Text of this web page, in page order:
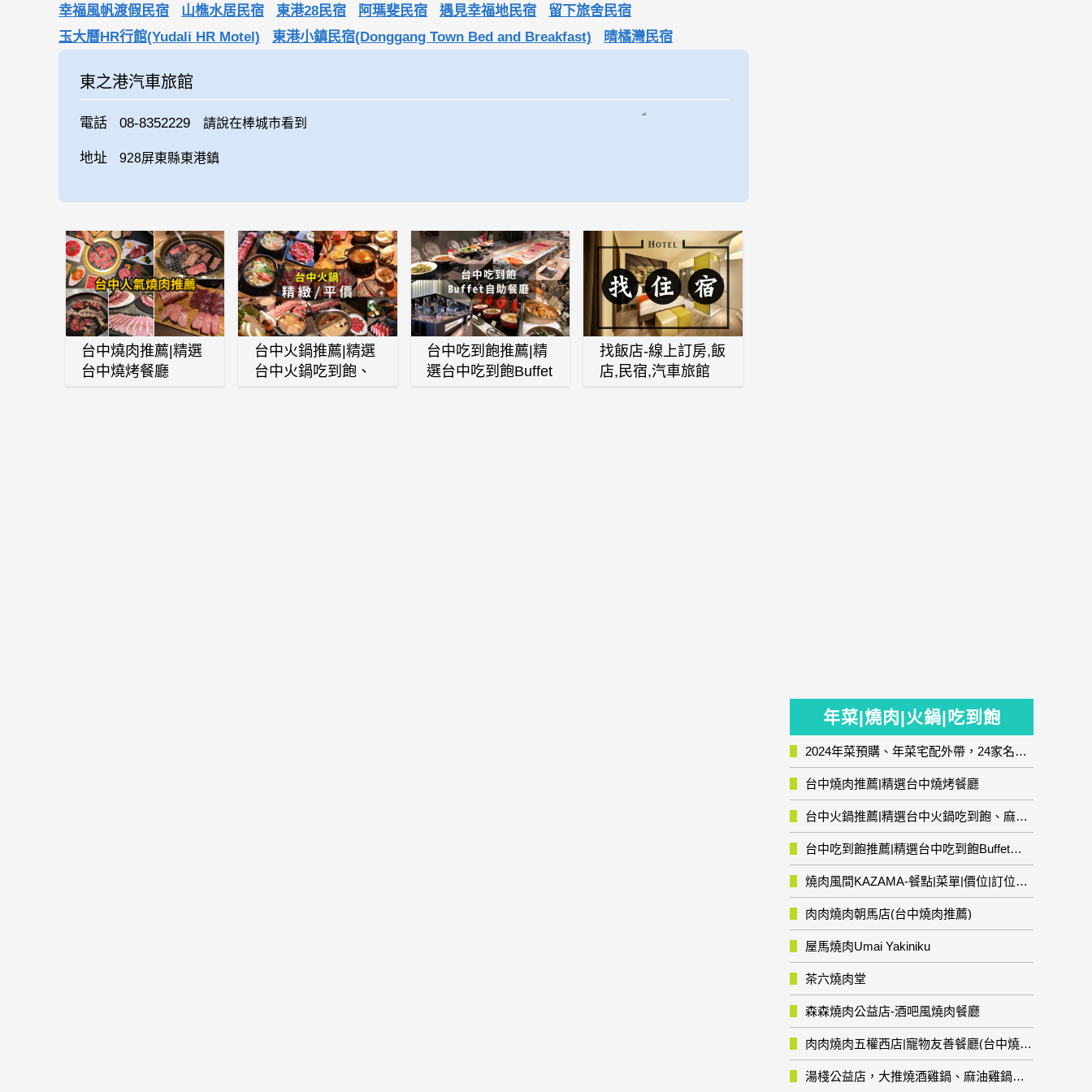
幸福風帆渡假民宿 山樵水居民宿 東港28民宿 阿瑪斐民宿 遇見幸福地民宿
留下旅舍民宿
玉大曆HR行館(Yudali HR Motel)
東港小鎮民宿(Donggang Town Bed and Breakfast) 晴橘灣民宿
東之港汽車旅館
電話 08-8352229 請說在棒城市看到
地址 928屏東縣東港鎮
台中燒肉推薦|精選
台中燒烤餐廳
台中火鍋推薦|精選
台中火鍋吃到飽、
台中吃到飽推薦|精
選台中吃到飽Buffet
找飯店-線上訂房,飯
店,民宿,汽車旅館
年菜|燒肉|火鍋|吃到飽
2024年菜預購、年菜宅配外帶，24家名店年菜推薦整理，圍爐輕鬆上菜團圓趣
台中燒肉推薦|精選台中燒烤餐廳
台中火鍋推薦|精選台中火鍋吃到飽、麻辣鍋、鴛鴦鍋、石頭火鍋、酸菜白肉鍋、海鮮鍋、燒酒雞、麻油雞、壽喜燒等熱門人氣火鍋店!
台中吃到飽推薦|精選台中吃到飽Buffet自助餐廳
燒肉風間KAZAMA-餐點|菜單|價位|訂位資訊
肉肉燒肉朝馬店(台中燒肉推薦)
屋馬燒肉Umai Yakiniku
茶六燒肉堂
森森燒肉公益店-酒吧風燒肉餐廳
肉肉燒肉五權西店|寵物友善餐廳(台中燒肉推薦)
湯棧公益店，大推燒酒雞鍋、麻油雞鍋暖暖有夠補